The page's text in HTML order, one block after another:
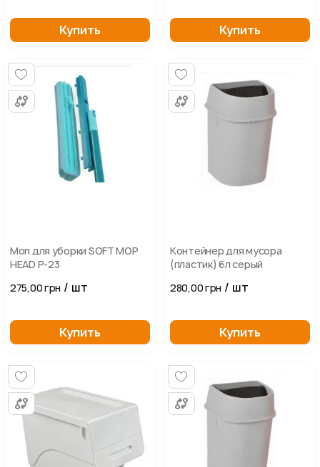
Купить Купить
Моп для уборки SOFT MOP
HEAD P-23
275,00 грн / шт
Купить
Контейнер для мусора
(пластик) 6л серый
280,00 грн / шт
Купить